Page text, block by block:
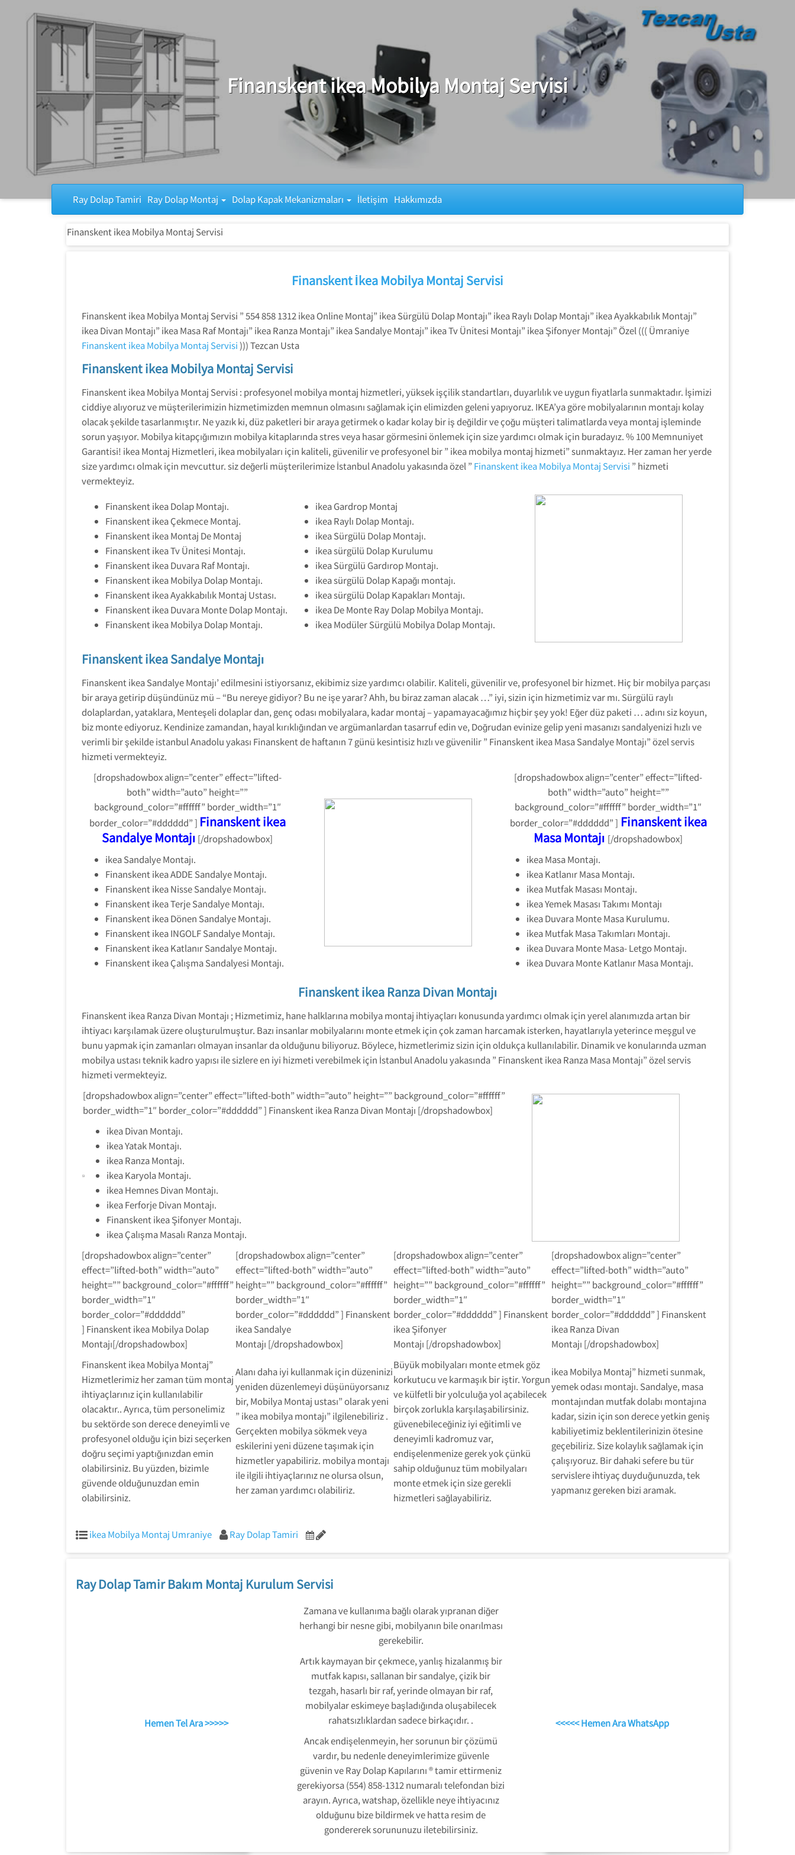
Finanskent ikea Mobilya Montaj Servisi
Ray Dolap Tamiri Ray Dolap Montaj Dolap Kapak Mekanizmaları İletişim Hakkımızda
Finanskent ikea Mobilya Montaj Servisi
Finanskent İkea Mobilya Montaj Servisi
Finanskent ikea Mobilya Montaj Servisi ” 554 858 1312 ikea Online Montaj” ikea Sürgülü Dolap Montajı” ikea Raylı Dolap Montajı” ikea Ayakkabılık Montajı”
ikea Divan Montajı” ikea Masa Raf Montajı” ikea Ranza Montajı” ikea Sandalye Montajı” ikea Tv Ünitesi Montajı” ikea Şifonyer Montajı” Özel ((( Ümraniye
Finanskent ikea Mobilya Montaj Servisi))) Tezcan Usta
Finanskent ikea Mobilya Montaj Servisi
Finanskent ikea Mobilya Montaj Servisi : profesyonel mobilya montaj hizmetleri, yüksek işçilik standartları, duyarlılık ve uygun fiyatlarla sunmaktadır. İşimizi
ciddiye alıyoruz ve müşterilerimizin hizmetimizden memnun olmasını sağlamak için elimizden geleni yapıyoruz. IKEA’ya göre mobilyalarının montajı kolay
olacak şekilde tasarlanmıştır. Ne yazık ki, düz paketleri bir araya getirmek o kadar kolay bir iş değildir ve çoğu müşteri talimatlarda veya montaj işleminde
sorun yaşıyor. Mobilya kitapçığımızın mobilya kitaplarında stres veya hasar görmesini önlemek için size yardımcı olmak için buradayız. % 100 Memnuniyet
Garantisi! ikea Montaj Hizmetleri, ikea mobilyaları için kaliteli, güvenilir ve profesyonel bir ” ikea mobilya montaj hizmeti” sunmaktayız. Her zaman her yerde
size yardımcı olmak için mevcuttur. siz değerli müşterilerimize İstanbul Anadolu yakasında özel ” Finanskent ikea Mobilya Montaj Servisi ” hizmeti
vermekteyiz.
Finanskent ikea Dolap Montajı.
Finanskent ikea Çekmece Montaj.
Finanskent ikea Montaj De Montaj
Finanskent ikea Tv Ünitesi Montajı.
Finanskent ikea Duvara Raf Montajı.
Finanskent ikea Mobilya Dolap Montajı.
Finanskent ikea Ayakkabılık Montaj Ustası.
Finanskent ikea Duvara Monte Dolap Montajı.
Finanskent ikea Mobilya Dolap Montajı.
ikea Gardrop Montaj
ikea Raylı Dolap Montajı.
ikea Sürgülü Dolap Montajı.
ikea sürgülü Dolap Kurulumu
ikea Sürgülü Gardırop Montajı.
ikea sürgülü Dolap Kapağı montajı.
ikea sürgülü Dolap Kapakları Montajı.
ikea De Monte Ray Dolap Mobilya Montajı.
ikea Modüler Sürgülü Mobilya Dolap Montajı.
Finanskent ikea Sandalye Montajı
Finanskent ikea Sandalye Montajı’ edilmesini istiyorsanız, ekibimiz size yardımcı olabilir. Kaliteli, güvenilir ve, profesyonel bir hizmet. Hiç bir mobilya parçası
bir araya getirip düşündünüz mü – “Bu nereye gidiyor? Bu ne işe yarar? Ahh, bu biraz zaman alacak …” iyi, sizin için hizmetimiz var mı. Sürgülü raylı
dolaplardan, yataklara, Menteşeli dolaplar dan, genç odası mobilyalara, kadar montaj – yapamayacağımız hiçbir şey yok! Eğer düz paketi … adını siz koyun,
biz monte ediyoruz. Kendinize zamandan, hayal kırıklığından ve argümanlardan tasarruf edin ve, Doğrudan evinize gelip yeni masanızı sandalyenizi hızlı ve
verimli bir şekilde istanbul Anadolu yakası Finanskent de haftanın 7 günü kesintisiz hızlı ve güvenilir ” Finanskent ikea Masa Sandalye Montajı” özel servis
hizmeti vermekteyiz.
[dropshadowbox align=”center” effect=”lifted-
both” width=”auto” height=””
background_color=”#ffffff” border_width=”1″
border_color=”#dddddd” ] Finanskent ikea
Sandalye Montajı [/dropshadowbox]
ikea Sandalye Montajı.
Finanskent ikea ADDE Sandalye Montajı.
Finanskent ikea Nisse Sandalye Montajı.
Finanskent ikea Terje Sandalye Montajı.
Finanskent ikea Dönen Sandalye Montajı.
Finanskent ikea INGOLF Sandalye Montajı.
Finanskent ikea Katlanır Sandalye Montajı.
Finanskent ikea Çalışma Sandalyesi Montajı.
[dropshadowbox align=”center” effect=”lifted-
both” width=”auto” height=””
background_color=”#ffffff” border_width=”1″
border_color=”#dddddd” ] Finanskent ikea
Masa Montajı [/dropshadowbox]
ikea Masa Montajı.
ikea Katlanır Masa Montajı.
ikea Mutfak Masası Montajı.
ikea Yemek Masası Takımı Montajı
ikea Duvara Monte Masa Kurulumu.
ikea Mutfak Masa Takımları Montajı.
ikea Duvara Monte Masa- Letgo Montajı.
ikea Duvara Monte Katlanır Masa Montajı.
Finanskent ikea Ranza Divan Montajı
Finanskent ikea Ranza Divan Montajı ; Hizmetimiz, hane halklarına mobilya montaj ihtiyaçları konusunda yardımcı olmak için yerel alanımızda artan bir
ihtiyacı karşılamak üzere oluşturulmuştur. Bazı insanlar mobilyalarını monte etmek için çok zaman harcamak isterken, hayatlarıyla yeterince meşgul ve
bunu yapmak için zamanları olmayan insanlar da olduğunu biliyoruz. Böylece, hizmetlerimiz sizin için oldukça kullanılabilir. Dinamik ve konularında uzman
mobilya ustası teknik kadro yapısı ile sizlere en iyi hizmeti verebilmek için İstanbul Anadolu yakasında ” Finanskent ikea Ranza Masa Montajı” özel servis
hizmeti vermekteyiz.
[dropshadowbox align=”center” effect=”lifted-both” width=”auto” height=”” background_color=”#ffffff”
border_width=”1″ border_color=”#dddddd” ] Finanskent ikea Ranza Divan Montajı [/dropshadowbox]
ikea Divan Montajı.
ikea Yatak Montajı.
ikea Ranza Montajı.
ikea Karyola Montajı.
ikea Hemnes Divan Montajı.
ikea Ferforje Divan Montajı.
Finanskent ikea Şifonyer Montajı.
ikea Çalışma Masalı Ranza Montajı.
[dropshadowbox align=”center”
effect=”lifted-both” width=”auto”
height=”” background_color=”#ffffff”
border_width=”1″
border_color=”#dddddd”
] Finanskent ikea Mobilya Dolap
Montajı[/dropshadowbox]
[dropshadowbox align=”center”
effect=”lifted-both” width=”auto”
height=”” background_color=”#ffffff”
border_width=”1″
border_color=”#dddddd” ] Finanskent
ikea Sandalye
Montajı [/dropshadowbox]
[dropshadowbox align=”center”
effect=”lifted-both” width=”auto”
height=”” background_color=”#ffffff”
border_width=”1″
border_color=”#dddddd” ] Finanskent
ikea Şifonyer
Montajı [/dropshadowbox]
[dropshadowbox align=”center”
effect=”lifted-both” width=”auto”
height=”” background_color=”#ffffff”
border_width=”1″
border_color=”#dddddd” ] Finanskent
ikea Ranza Divan
Montajı [/dropshadowbox]
Finanskent ikea Mobilya Montaj”
Hizmetlerimiz her zaman tüm montaj
ihtiyaçlarınız için kullanılabilir
olacaktır.. Ayrıca, tüm personelimiz
bu sektörde son derece deneyimli ve
profesyonel olduğu için bizi seçerken
doğru seçimi yaptığınızdan emin
olabilirsiniz. Bu yüzden, bizimle
güvende olduğunuzdan emin
olabilirsiniz.
Alanı daha iyi kullanmak için düzeninizi
yeniden düzenlemeyi düşünüyorsanız
bir, Mobilya Montaj ustası” olarak yeni
” ikea mobilya montajı” ilgilenebiliriz .
Gerçekten mobilya sökmek veya
eskilerini yeni düzene taşımak için
hizmetler yapabiliriz. mobilya montajı
ile ilgili ihtiyaçlarınız ne olursa olsun,
her zaman yardımcı olabiliriz.
Büyük mobilyaları monte etmek göz
korkutucu ve karmaşık bir iştir. Yorgun
ve külfetli bir yolculuğa yol açabilecek
birçok zorlukla karşılaşabilirsiniz.
güvenebileceğiniz iyi eğitimli ve
deneyimli kadromuz var,
endişelenmenize gerek yok çünkü
sahip olduğunuz tüm mobilyaları
monte etmek için size gerekli
hizmetleri sağlayabiliriz.
ikea Mobilya Montaj” hizmeti sunmak,
yemek odası montajı. Sandalye, masa
montajından mutfak dolabı montajına
kadar, sizin için son derece yetkin geniş
kabiliyetimiz beklentilerinizin ötesine
geçebiliriz. Size kolaylık sağlamak için
çalışıyoruz. Bir dahaki sefere bu tür
servislere ihtiyaç duyduğunuzda, tek
yapmanız gereken bizi aramak.
ikea Mobilya Montaj Umraniye Ray Dolap Tamiri
Ray Dolap Tamir Bakım Montaj Kurulum Servisi
Hemen Tel Ara >>>>>
Zamana ve kullanıma bağlı olarak yıpranan diğer
herhangi bir nesne gibi, mobilyanın bile onarılması
gerekebilir.
Artık kaymayan bir çekmece, yanlış hizalanmış bir
mutfak kapısı, sallanan bir sandalye, çizik bir
tezgah, hasarlı bir raf, yerinde olmayan bir raf,
mobilyalar eskimeye başladığında oluşabilecek
rahatsızlıklardan sadece birkaçıdır. .
Ancak endişelenmeyin, her sorunun bir çözümü
vardır, bu nedenle deneyimlerimize güvenle
güvenin ve Ray Dolap Kapılarını ® tamir ettirmeniz
gerekiyorsa (554) 858-1312 numaralı telefondan bizi
arayın. Ayrıca, watshap, özellikle neye ihtiyacınız
olduğunu bize bildirmek ve hatta resim de
gondererek sorununuzu iletebilirsiniz.
<<<<< Hemen Ara WhatsApp